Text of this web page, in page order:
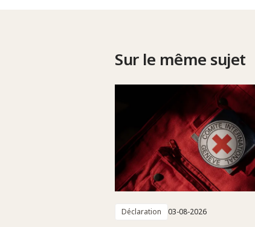
Sur le même sujet
Déclaration 03-08-2026